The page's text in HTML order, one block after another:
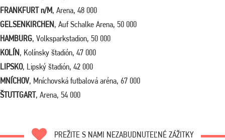
FRANKFURT n/M, Arena, 48 000
GELSENKIRCHEN, Auf Schalke Arena, 50 000
HAMBURG, Volksparkstadion, 50 000
KOLÍN, Kolínsky štadión, 47 000
LIPSKO, Lipský štadión, 42 000
MNÍCHOV, Mníchovská futbalová aréna, 67 000
ŠTUTTGART, Arena, 54 000
PREŽITE S NAMI NEZABUDNUTEĽNÉ ZÁŽITKY